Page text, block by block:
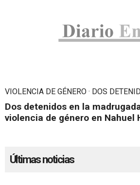
VIOLENCIA DE GÉNERO · DOS
Dos detenidos en la
violencia de género en Nahuel
Últimas noticias